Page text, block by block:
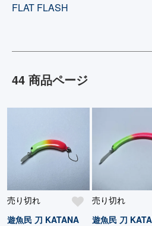
FLAT FLASH
44 商品ページ
売り切れ
遊魚民 刀 KATANA
売り切れ
遊魚民 刀